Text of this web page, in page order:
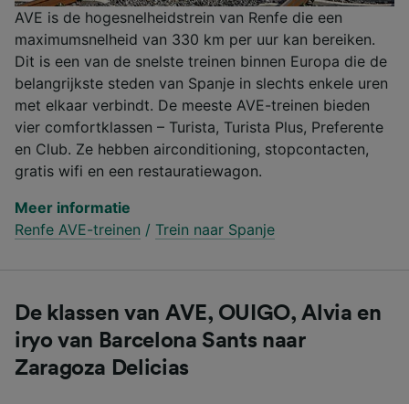
AVE is de hogesnelheidstrein van Renfe die een
maximumsnelheid van 330 km per uur kan bereiken.
Dit is een van de snelste treinen binnen Europa die de
belangrijkste steden van Spanje in slechts enkele uren
met elkaar verbindt. De meeste AVE-treinen bieden
vier comfortklassen – Turista, Turista Plus, Preferente
en Club. Ze hebben airconditioning, stopcontacten,
gratis wifi en een restauratiewagon.
Meer informatie
Renfe AVE-treinen / Trein naar Spanje
De klassen van AVE, OUIGO, Alvia en
iryo van Barcelona Sants naar
Zaragoza Delicias